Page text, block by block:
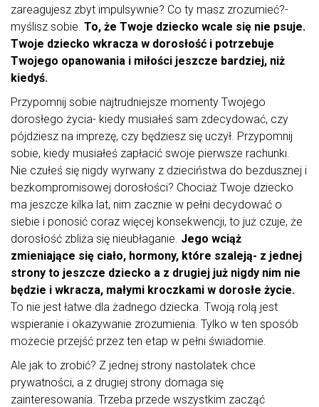
zareagujesz zbyt impulsywnie? Co ty masz zrozumieć?-
myślisz sobie. To, że Twoje dziecko wcale się nie psuje.
Twoje dziecko wkracza w dorosłość i potrzebuje
Twojego opanowania i miłości jeszcze bardziej, niż
kiedyś.
Przypomnij sobie najtrudniejsze momenty Twojego
dorosłego życia- kiedy musiałeś sam zdecydować, czy
pójdziesz na imprezę, czy będziesz się uczył. Przypomnij
sobie, kiedy musiałeś zapłacić swoje pierwsze rachunki.
Nie czułeś się nigdy wyrwany z dzieciństwa do bezdusznej i
bezkompromisowej dorosłości? Chociaż Twoje dziecko
ma jeszcze kilka lat, nim zacznie w pełni decydować o
siebie i ponosić coraz więcej konsekwencji, to już czuje, że
dorosłość zbliża się nieubłaganie. Jego wciąż
zmieniające się ciało, hormony, które szaleją- z jednej
strony to jeszcze dziecko a z drugiej już nigdy nim nie
będzie i wkracza, małymi kroczkami w dorosłe życie.
To nie jest łatwe dla żadnego dziecka. Twoją rolą jest
wspieranie i okazywanie zrozumienia. Tylko w ten sposób
możecie przejść przez ten etap w pełni świadomie.
Ale jak to zrobić? Z jednej strony nastolatek chce
prywatności, a z drugiej strony domaga się
zainteresowania. Trzeba przede wszystkim zacząć